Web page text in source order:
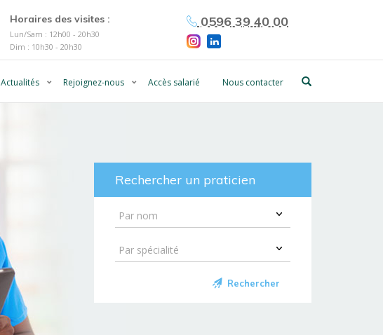
Horaires des visites :
Lun/Sam : 12h00 - 20h30
Dim : 10h30 - 20h30
0596 39 40 00
Actualités Rejoignez-nous Accès salarié Nous contacter
Rechercher un praticien
Rechercher